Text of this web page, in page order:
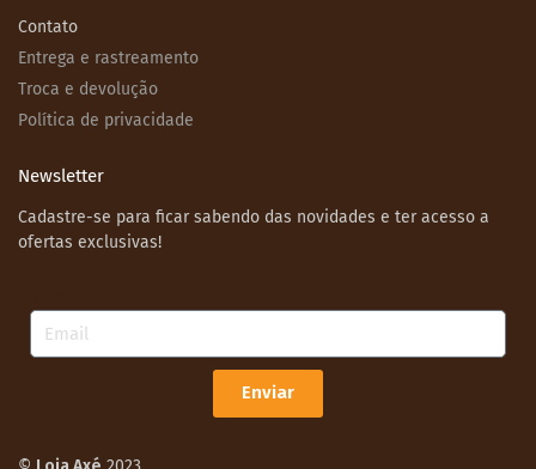
Contato
Entrega e rastreamento
Troca e devolução
Política de privacidade
Newsletter
Cadastre-se para ficar sabendo das novidades e ter acesso a
ofertas exclusivas!
Enviar